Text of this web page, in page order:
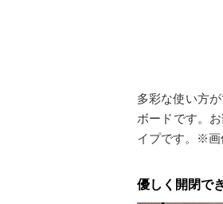
多彩な使い方
ボードです。
イプです。※画
優しく開閉で